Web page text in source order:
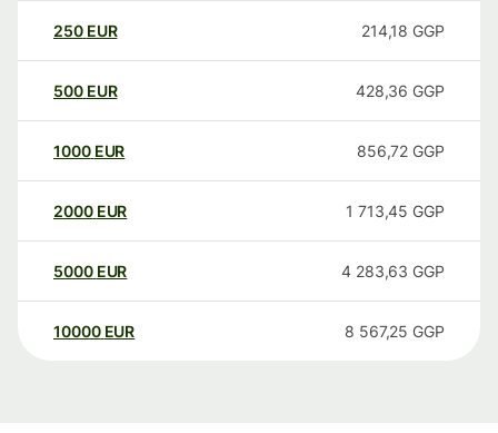
250 EUR 214,18 GGP
500 EUR 428,36 GGP
1000 EUR 856,72 GGP
2000 EUR 1 713,45 GGP
5000 EUR 4 283,63 GGP
10000 EUR 8 567,25 GGP